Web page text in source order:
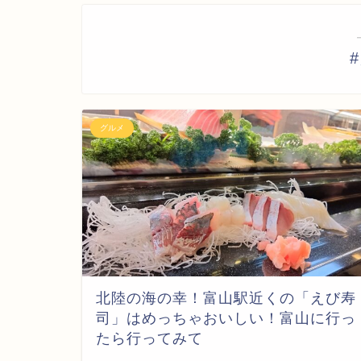
グルメ
北陸の海の幸！富山駅近くの「えび寿
司」はめっちゃおいしい！富山に行っ
たら行ってみて